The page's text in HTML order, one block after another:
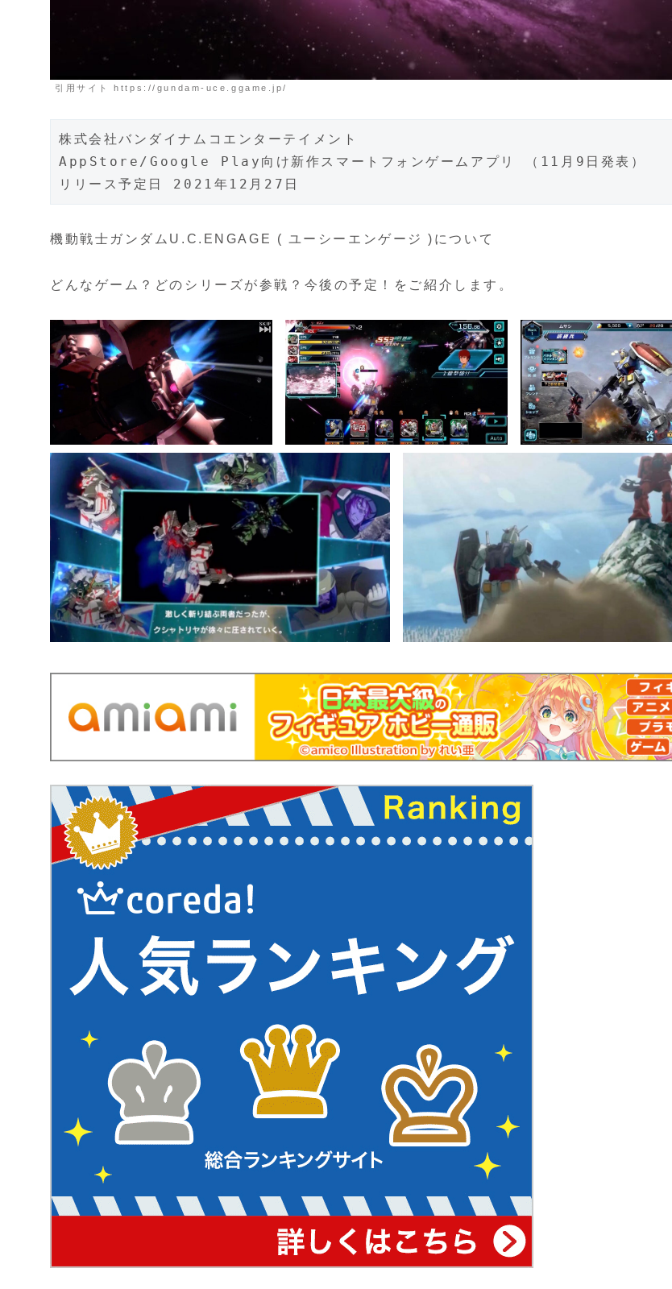
引用サイト https://gundam-uce.ggame.jp/
株式会社バンダイナムコエンターテイメント
AppStore/Google Play向け新作スマートフォンゲームアプリ （11月9日発表）
リリース予定日 2021年12月27日
機動戦士ガンダムU.C.ENGAGE ( ユーシーエンゲージ )について
どんなゲーム？どのシリーズが参戦？今後の予定！をご紹介します。